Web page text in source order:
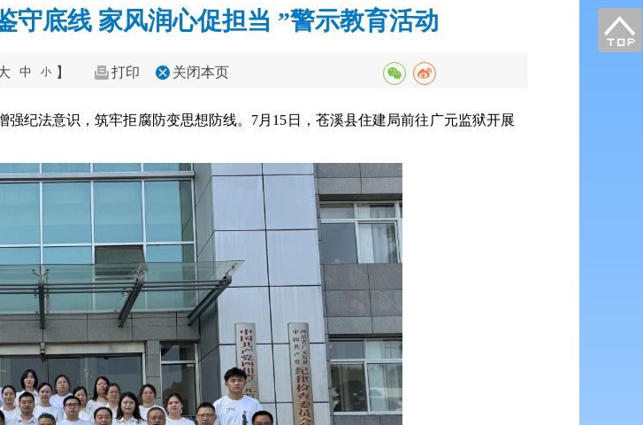
守底线 家风润心促担当 ”警示教育活动
中 小 】 打印 关闭本页
纪法意识，筑牢拒腐防变思想防线。7月15日，苍溪县住建局前往广元监狱开展